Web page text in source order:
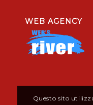
WEB AGENCY
Questo sito